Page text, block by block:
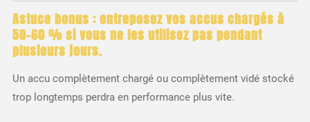
Astuce bonus : entreposez vos accus chargés à
50-60 % si vous ne les utilisez pas pendant
plusieurs jours.
Un accu complètement chargé ou complètement vidé stocké
trop longtemps perdra en performance plus vite.